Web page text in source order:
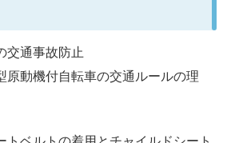
交通事故防止
原動機付自転車の交通ルールの理